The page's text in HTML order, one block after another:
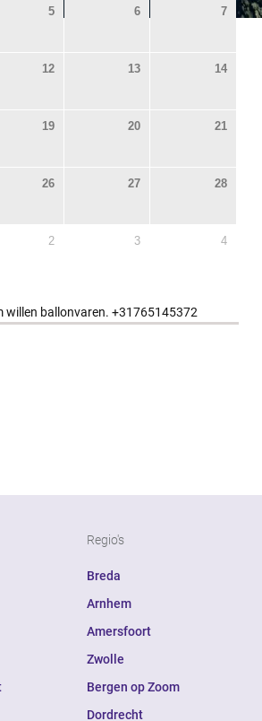
5 6 7
12 13 14
19 20 21
26 27 28
2 3 4
willen ballonvaren. +31765145372
Regio's
Breda
Arnhem
Amersfoort
Zwolle
Bergen op Zoom
Dordrecht